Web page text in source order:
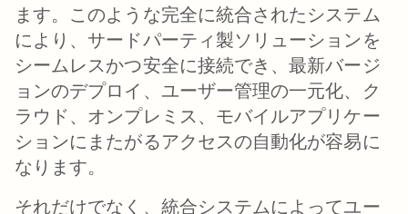
ます。このような完全に統合されたシステム
により、サードパーティ製ソリューションを
シームレスかつ安全に接続でき、最新バージ
ョンのデプロイ、ユーザー管理の一元化、ク
ラウド、オンプレミス、モバイルアプリケー
ションにまたがるアクセスの自動化が容易に
なります。
それだけでなく、統合システムによってユー